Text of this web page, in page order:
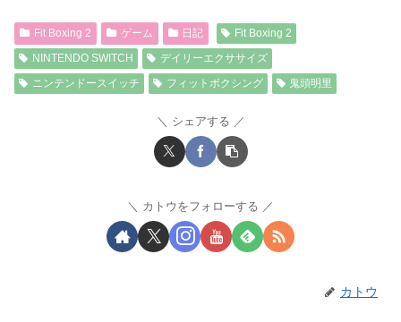
Fit Boxing 2 ゲーム 日記
Fit Boxing 2
NINTENDO SWITCH
デイリーエクササイズ
ニンテンドースイッチ
フィットボクシング 鬼頭明里
シェアする
カトウをフォローする
カトウ